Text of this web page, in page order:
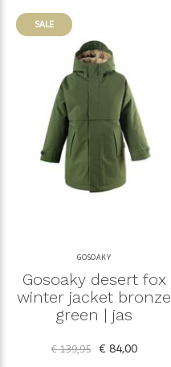
SALE
GOSOAKY
Gosoaky desert fox
winter jacket bronze
green | jas
€ 139,95 € 84,00